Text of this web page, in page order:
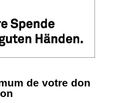
de votre don